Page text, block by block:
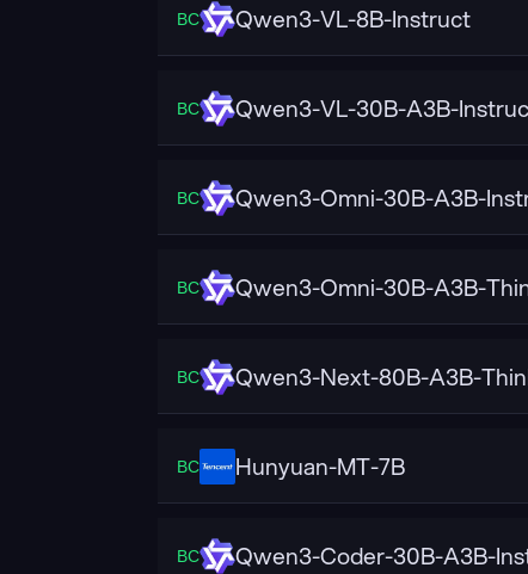
ВС Qwen3-VL-8B-Instruct
ВС Qwen3-VL-30B-A3B-
ВС Qwen3-Omni-30B-A3B-
ВС Qwen3-Omni-30B-A3B-
ВС Qwen3-Next-80B-A3B-
ВС Hunyuan-MT-7B
ВС Qwen3-Coder-30B-A3B-